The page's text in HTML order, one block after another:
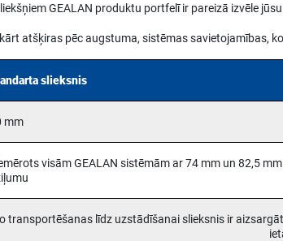
GEALAN produktu portfelī ir pareizā izvēle
atšķiras pēc augstuma, sistēmas savietojamības,
slieksnis
mm
visām GEALAN sistēmām ar 74 mm un 82,5
transportēšanas līdz uzstādīšanai slieksnis ir